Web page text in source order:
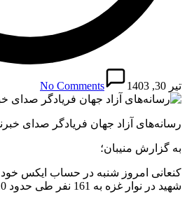
تیر 30, 1403 No Comments
رسانه‌های آزاد جهان فریادگر صدای
به گزارش منیبان؛
کنعانی امروز شنبه در حساب ایکس خود
شهید در نوار غزه به 161 نفر طی حدود 10 ماه گذشته رسید.